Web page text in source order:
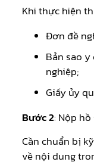
Khi thực hiện
Đơn đề
Bản sao
nghiệp;
Giấy ủy
Bước 2: Nộp
Cần chuẩn bị
về nội dung